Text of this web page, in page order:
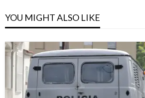
YOU MIGHT ALSO LIKE